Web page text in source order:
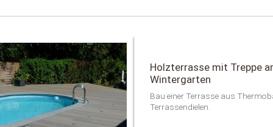
Holzterrasse mit Treppe
Wintergarten
Bau einer Terrasse aus
Terrassendielen.